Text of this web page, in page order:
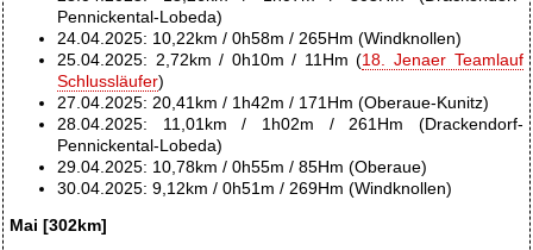
Pennickental-Lobeda)
24.04.2025: 10,22km / 0h58m / 265Hm (Windknollen)
25.04.2025: 2,72km / 0h10m / 11Hm (18. Jenaer Teamlauf
Schlussläufer)
27.04.2025: 20,41km / 1h42m / 171Hm (Oberaue-Kunitz)
28.04.2025: 11,01km / 1h02m / 261Hm (Drackendorf-
Pennickental-Lobeda)
29.04.2025: 10,78km / 0h55m / 85Hm (Oberaue)
30.04.2025: 9,12km / 0h51m / 269Hm (Windknollen)
Mai [302km]